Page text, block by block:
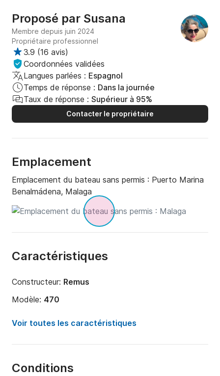
Proposé par Susana
Membre depuis juin 2024
Propriétaire professionnel
3.9 (16 avis)
Coordonnées validées
Langues parlées : Espagnol
Temps de réponse : Dans la journée
Taux de réponse : Supérieur à 95%
Contacter le propriétaire
Emplacement
Emplacement du bateau sans permis : Puerto Marina
Benalmádena, Malaga
Caractéristiques
Constructeur: Remus
Modèle: 470
Puissance moteur:
Capacité à bord:
Voir toutes les caractéristiques
Conditions